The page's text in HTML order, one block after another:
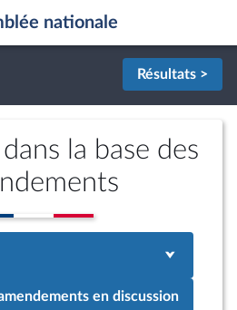
nationale
Résultats >
la base des
en discussion